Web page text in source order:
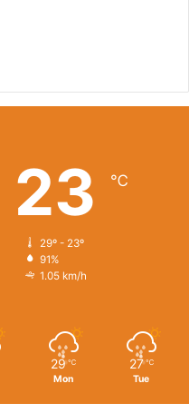
23 ℃
29º - 23º
91%
1.05 km/h
29 ℃
Mon
27 ℃
Tue